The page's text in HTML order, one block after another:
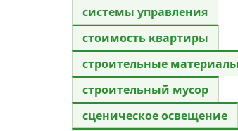
системы управления
стоимость квартиры
строительные материалы
строительный мусор
сценическое освещение